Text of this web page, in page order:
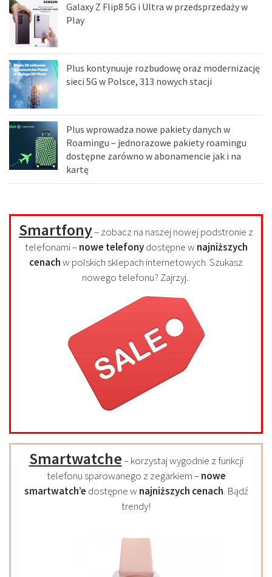
Galaxy Z Flip8 5G i Ultra w przedsprzedaży w
Play
Plus kontynuuje rozbudowę oraz modernizację
sieci 5G w Polsce, 313 nowych stacji
Plus wprowadza nowe pakiety danych w
Roamingu – jednorazowe pakiety roamingu
dostępne zarówno w abonamencie jak i na
kartę
Smartfony– zobacz na naszej nowej podstronie z
telefonami –nowe telefonydostępne w najniższych
cenachw polskich sklepach internetowych. Szukasz
nowego telefonu? Zajrzyj..
Smartwatche– korzystaj wygodnie z funkcji
telefonu sparowanego z zegarkiem –nowe
smartwatch’e dostępne w najniższych cenach. Bądź
trendy!